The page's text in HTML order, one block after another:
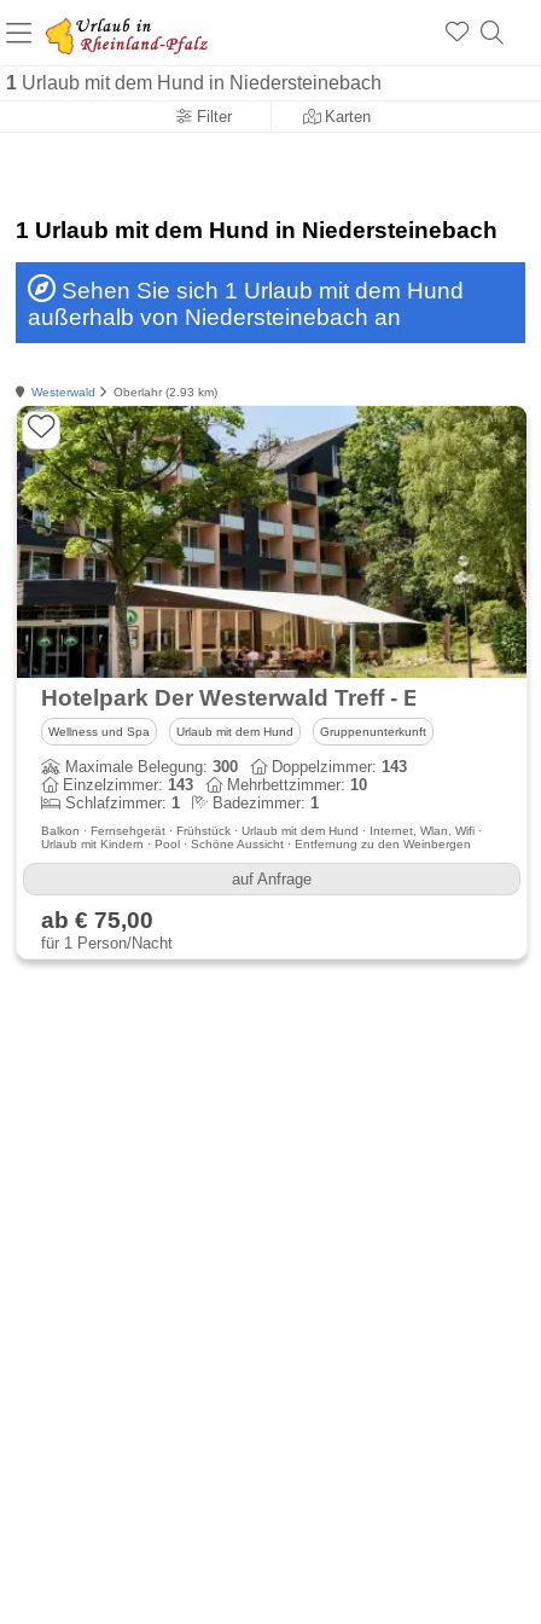
1 Urlaub mit dem Hund in Niedersteinebach
Filter Karten
+1.500 Unterkünfte in Rheinland-Pfalz
+1.000 Sehenswürdigkeiten
Über 25 Jahre online
1 Urlaub mit dem Hund in Niedersteinebach
Sehen Sie sich 1 Urlaub mit dem Hund
außerhalb von Niedersteinebach an
Westerwald Oberlahr (2.93 km)
Hotelpark Der Westerwald Treff - Ehlscheid
Wellness und Spa Urlaub mit dem Hund Gruppenunterkunft
Maximale Belegung:300 Doppelzimmer:143
Einzelzimmer:143 Mehrbettzimmer:10
Schlafzimmer:1 Badezimmer:1
Balkon · Fernsehgerät · Frühstück · Urlaub mit dem Hund · Internet, Wlan, Wifi ·
Urlaub mit Kindern · Pool · Schöne Aussicht · Entfernung zu den Weinbergen
auf Anfrage
ab € 75,00
für 1 Person/Nacht